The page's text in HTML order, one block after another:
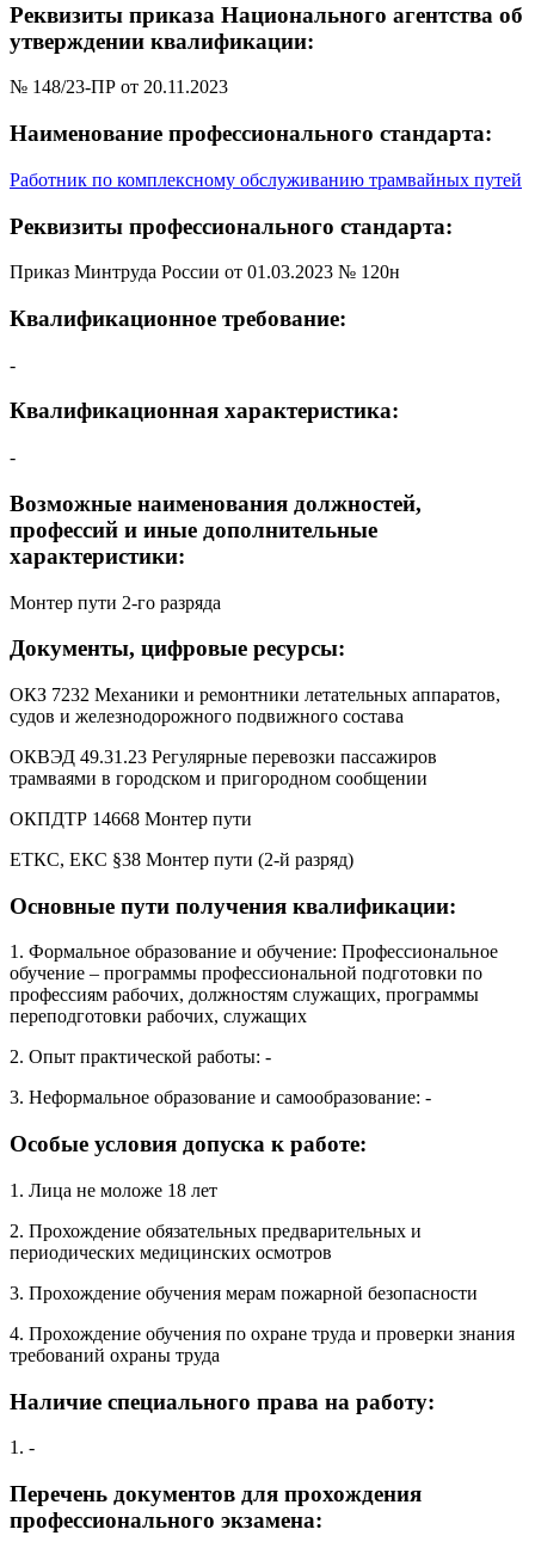
Реквизиты приказа Национального агентства об
утверждении квалификации:
№ 148/23-ПР от 20.11.2023
Наименование профессионального стандарта:
Работник по комплексному обслуживанию трамвайных путей
Реквизиты профессионального стандарта:
Приказ Минтруда России от 01.03.2023 № 120н
Квалификационное требование:
-
Квалификационная характеристика:
-
Возможные наименования должностей,
профессий и иные дополнительные
характеристики:
Монтер пути 2-го разряда
Документы, цифровые ресурсы:
ОКЗ 7232 Механики и ремонтники летательных аппаратов,
судов и железнодорожного подвижного состава
ОКВЭД 49.31.23 Регулярные перевозки пассажиров
трамваями в городском и пригородном сообщении
ОКПДТР 14668 Монтер пути
ЕТКС, ЕКС §38 Монтер пути (2-й разряд)
Основные пути получения квалификации:
1. Формальное образование и обучение: Профессиональное
обучение – программы профессиональной подготовки по
профессиям рабочих, должностям служащих, программы
переподготовки рабочих, служащих
2. Опыт практической работы: -
3. Неформальное образование и самообразование: -
Особые условия допуска к работе:
1. Лица не моложе 18 лет
2. Прохождение обязательных предварительных и
периодических медицинских осмотров
3. Прохождение обучения мерам пожарной безопасности
4. Прохождение обучения по охране труда и проверки знания
требований охраны труда
Наличие специального права на работу:
1. -
Перечень документов для прохождения
профессионального экзамена: